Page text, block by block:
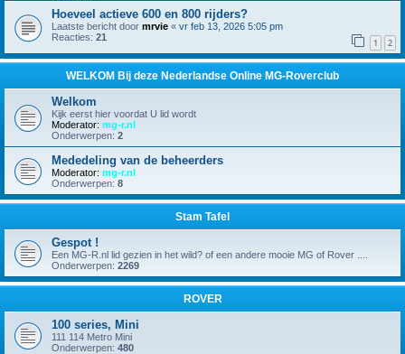
Hoeveel actieve 600 en 800 rijders?
Laatste bericht door mrvie « vr feb 13, 2026 5:05 pm
Reacties: 21 1 2
WELKOM Bij deze Nederlandse Online MG-Roverclub
Welkom
Kijk eerst hier voordat U lid wordt
Moderator: mg-r.nl
Onderwerpen: 2
Mededeling van de beheerders
Moderator: mg-r.nl
Onderwerpen: 8
Stam Tafel
Gespot !
Een MG-R.nl lid gezien in het wild? of een andere mooie MG of Rover ....
Onderwerpen: 2269
ROVER
100 series, Mini
111 114 Metro Mini
Onderwerpen: 480